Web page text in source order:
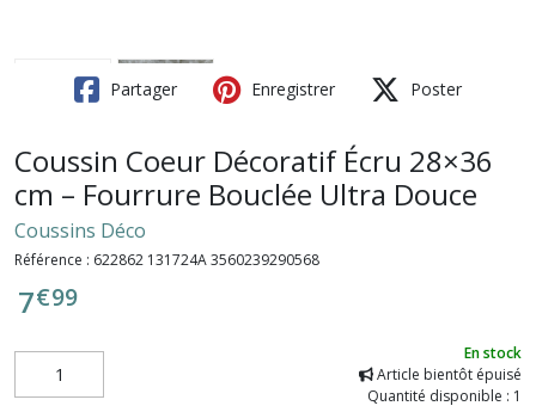
Partager Enregistrer Poster
Coussin Coeur Décoratif Écru 28×36
cm – Fourrure Bouclée Ultra Douce
Coussins Déco
Référence : 622862 131724A 3560239290568
7€99
En stock
Article bientôt épuisé
Quantité disponible : 1